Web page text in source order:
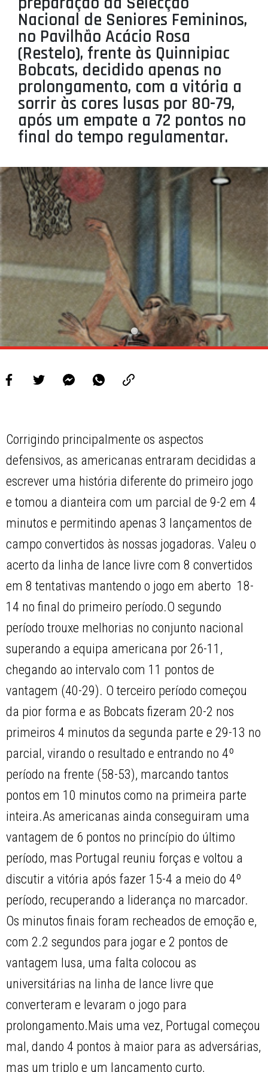
PROJETOS
LIGA BETCLIC MASCULINA
LIGA BETCLIC FEMININA
Nacional de Seniores Femininos,
no Pavilhão Acácio Rosa
(Restelo), frente às Quinnipiac
Bobcats, decidido apenas no
prolongamento, com a vitória a
sorrir às cores lusas por 80-79,
após um empate a 72 pontos no
final do tempo regulamentar.
Corrigindo principalmente os aspectos
defensivos, as americanas entraram decididas a
escrever uma história diferente do primeiro jogo
e tomou a dianteira com um parcial de 9-2 em 4
minutos e permitindo apenas 3 lançamentos de
campo convertidos às nossas jogadoras. Valeu o
acerto da linha de lance livre com 8 convertidos
em 8 tentativas mantendo o jogo em aberto  18-
14 no final do primeiro período.O segundo
período trouxe melhorias no conjunto nacional
superando a equipa americana por 26-11,
chegando ao intervalo com 11 pontos de
vantagem (40-29). O terceiro período começou
da pior forma e as Bobcats fizeram 20-2 nos
primeiros 4 minutos da segunda parte e 29-13 no
parcial, virando o resultado e entrando no 4º
período na frente (58-53), marcando tantos
pontos em 10 minutos como na primeira parte
inteira.As americanas ainda conseguiram uma
vantagem de 6 pontos no princípio do último
período, mas Portugal reuniu forças e voltou a
discutir a vitória após fazer 15-4 a meio do 4º
período, recuperando a liderança no marcador.
Os minutos finais foram recheados de emoção e,
com 2.2 segundos para jogar e 2 pontos de
vantagem lusa, uma falta colocou as
universitárias na linha de lance livre que
converteram e levaram o jogo para
prolongamento.Mais uma vez, Portugal começou
mal, dando 4 pontos à maior para as adversárias,
mas um triplo e um lançamento curto,